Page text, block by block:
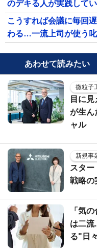
のデキる人が実践して
こうすれば会議に毎回
わる…一流上司が使う
あわせて読みたい
微粒子
目に
が生ん
ャル
新規事
スタ
戦略の
「気
は二流
る"日